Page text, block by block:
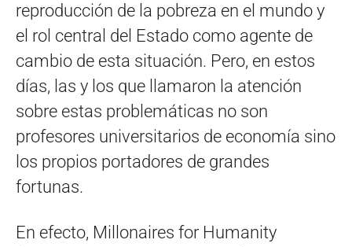
reproducción de la pobreza en el mundo y
el rol central del Estado como agente de
cambio de esta situación. Pero, en estos
días, las y los que llamaron la atención
sobre estas problemáticas no son
profesores universitarios de economía sino
los propios portadores de grandes
fortunas.
En efecto, Millonaires for Humanity